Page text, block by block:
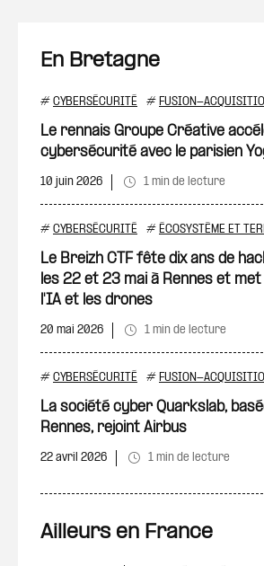
En Bretagne
# CYBERSÉCURITÉ # FUSION-
Le rennais Groupe Créative
cybersécurité avec le parisien
10 juin 2026 1 min de lecture
# CYBERSÉCURITÉ # ÉCOSYSTÈME ET
Le Breizh CTF fête dix ans de
les 22 et 23 mai à Rennes et
l'IA et les drones
20 mai 2026 1 min de lecture
# CYBERSÉCURITÉ # FUSION-
La société cyber Quarkslab,
Rennes, rejoint Airbus
22 avril 2026 1 min de lecture
Ailleurs en France